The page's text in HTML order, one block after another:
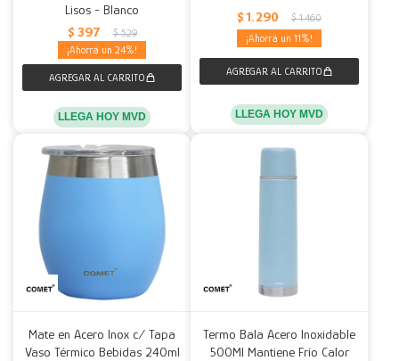
Lisos - Blanco
$ 397 $ 529
24
LLEGA HOY MVD
$ 1.290 $ 1.460
11
LLEGA HOY MVD
Mate en Acero Inox c/ Tapa
Vaso Térmico Bebidas 240ml
Termo Bala Acero Inoxidable
500Ml Mantiene Frío Calor